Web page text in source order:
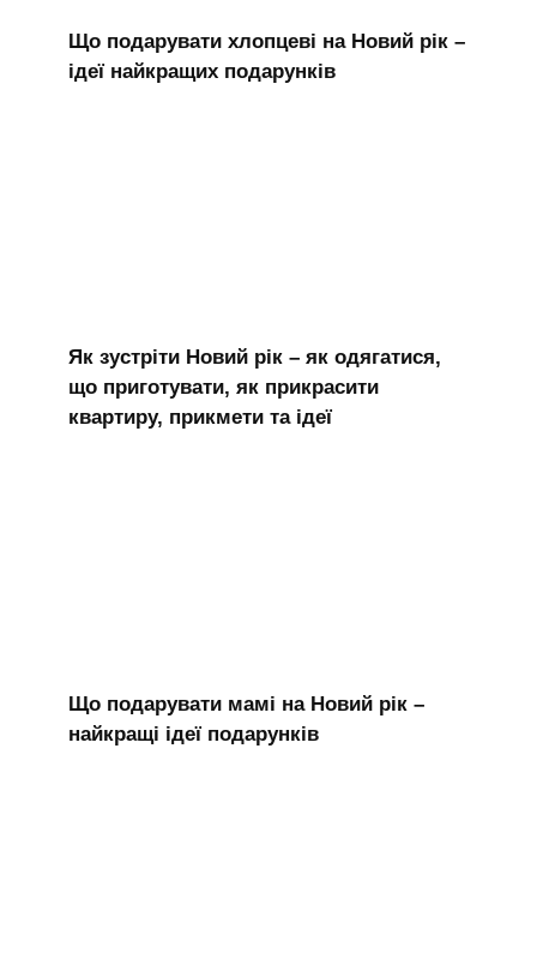
Що подарувати хлопцеві на Новий рік –
ідеї найкращих подарунків
Як зустріти Новий рік – як одягатися,
що приготувати, як прикрасити
квартиру, прикмети та ідеї
Що подарувати мамі на Новий рік –
найкращі ідеї подарунків